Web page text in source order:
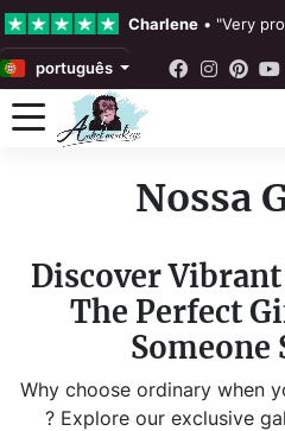
Charlene • "Very
Rebecka Douglas
Ronan Dodgson•
português
Nossa
Discover
The Perfect
Someone
Why choose ordinary when
? Explore our exclusive